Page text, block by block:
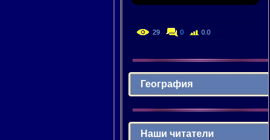
29 0 0.0
География
Наши читатели